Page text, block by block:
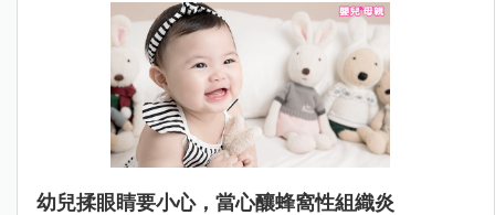
幼兒揉眼睛要小心，當心釀蜂窩性組織炎